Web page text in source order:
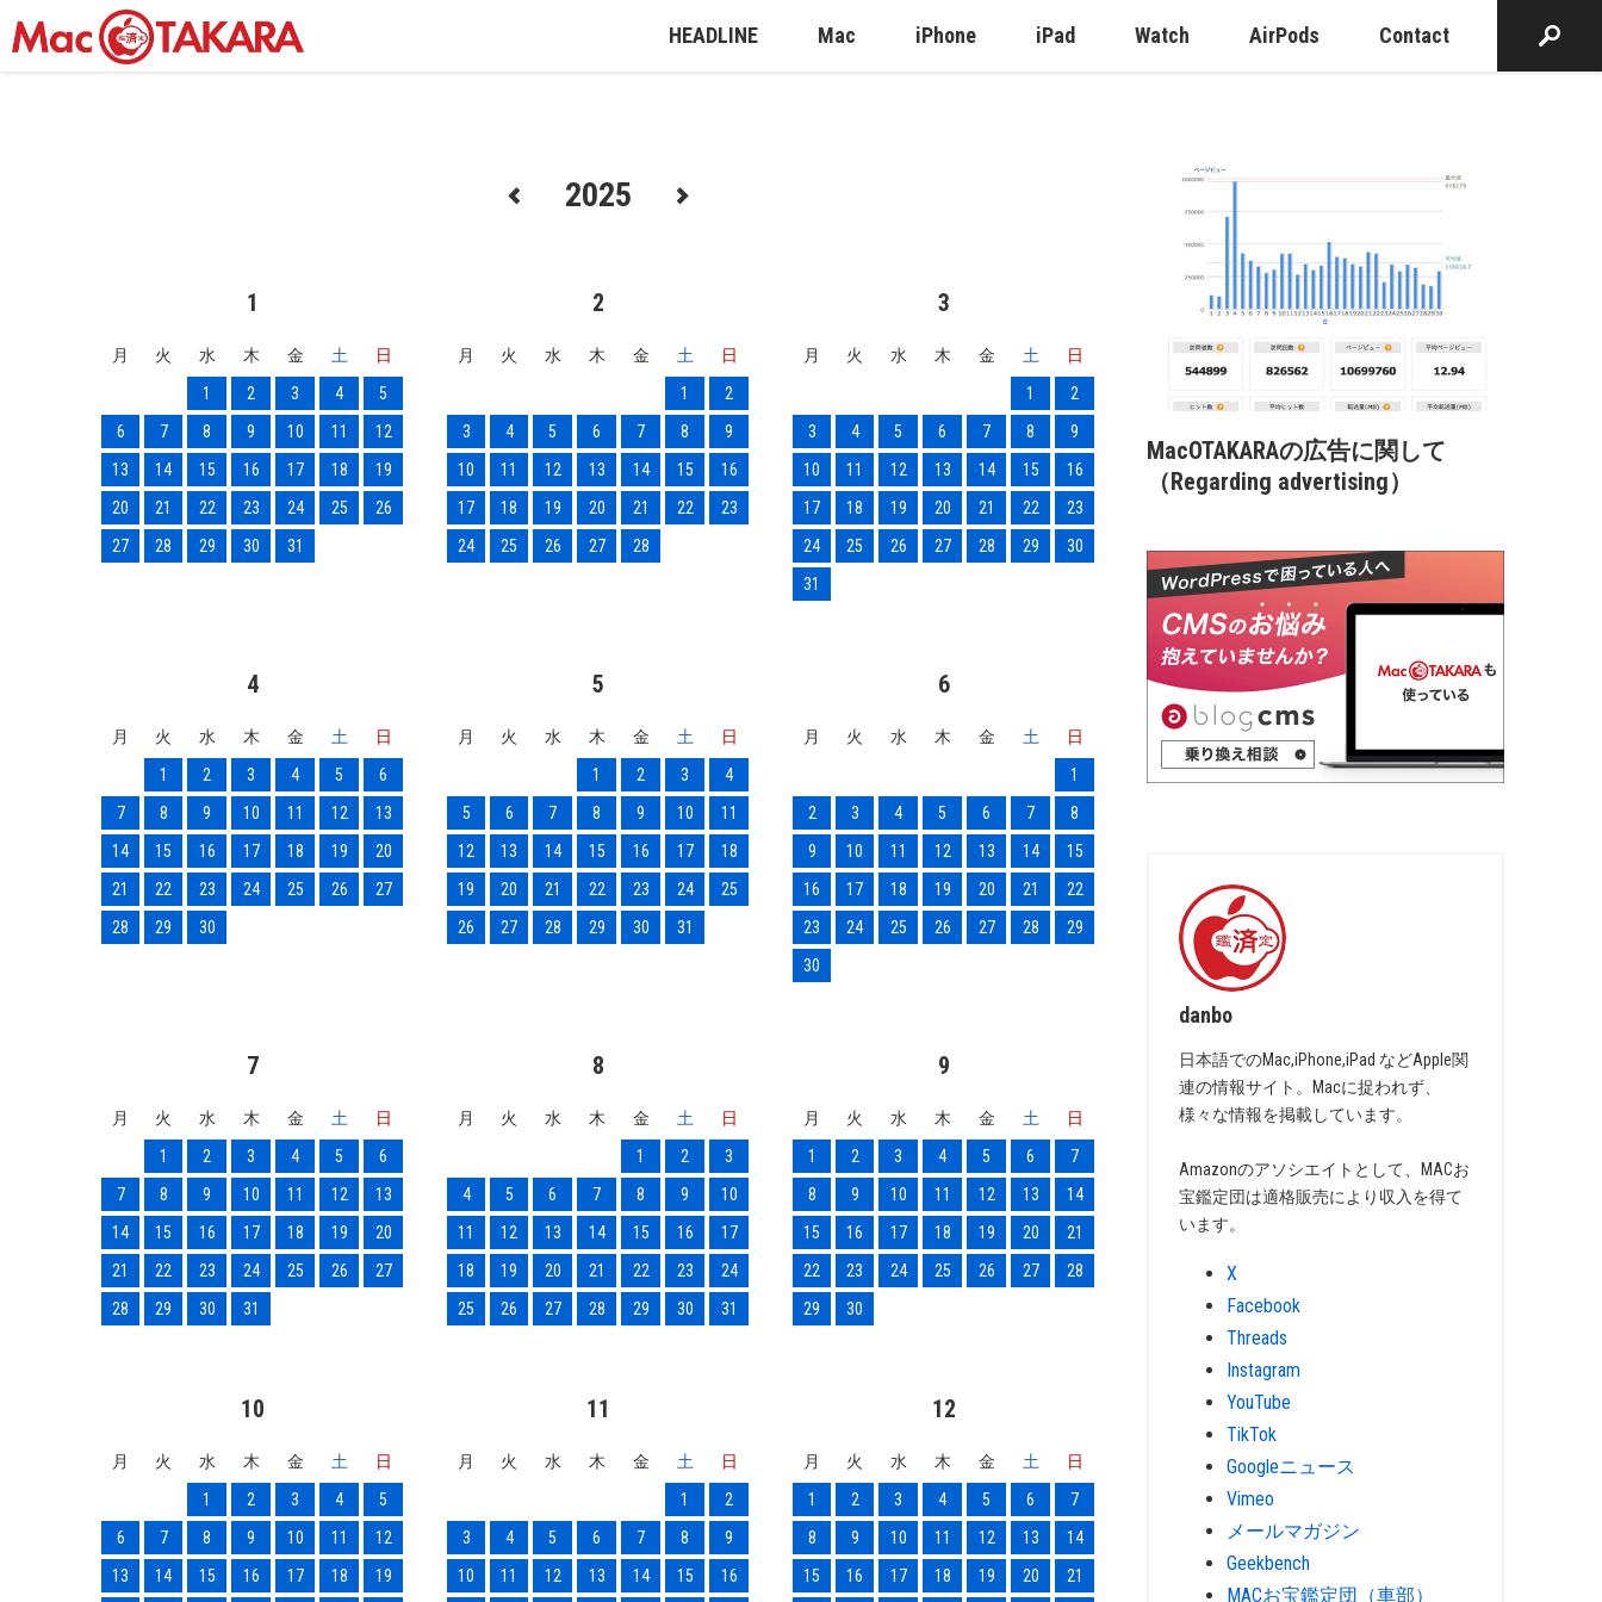
HEADLINE Mac iPhone iPad Watch AirPods Contact
2025
1
月 火 水 木 金 土
日
1
2 3 4
5
6
7 8 9 10 11
12
13
14 15 16 17 18
19
20
21 22 23 24 25
26
27
28 29 30 31
2
月 火 水 木 金 土
日
1
2
3
4 5 6 7 8
9
10
11 12 13 14 15
16
17
18 19 20 21 22
23
24
25 26 27 28
3
月 火 水 木 金 土
日
1
2
3
4 5 6 7 8
9
10
11 12 13 14 15
16
17
18 19 20 21 22
23
24
25 26 27 28 29
30
31
4
月 火 水 木 金 土
日
1
2 3 4 5
6
7
8 9 10 11 12
13
14
15 16 17 18 19
20
21
22 23 24 25 26
27
28
29 30
5
月 火 水 木 金 土
日
1
2 3
4
5
6 7 8 9 10
11
12
13 14 15 16 17
18
19
20 21 22 23 24
25
26
27 28 29 30 31
6
月 火 水 木 金 土
日
1
2
3 4 5 6 7
8
9
10 11 12 13 14
15
16
17 18 19 20 21
22
23
24 25 26 27 28
29
30
7
月 火 水 木 金 土
日
1
2 3 4 5
6
7
8 9 10 11 12
13
14
15 16 17 18 19
20
21
22 23 24 25 26
27
28
29 30 31
8
月 火 水 木 金 土
日
1
2
3
4
5 6 7 8 9
10
11
12 13 14 15 16
17
18
19 20 21 22 23
24
25
26 27 28 29 30 31
9
月 火 水 木 金 土
日
1
2 3 4 5 6
7
8
9 10 11 12 13
14
15
16 17 18 19 20
21
22
23 24 25 26 27
28
29
30
10
月 火 水 木 金 土
日
1
2 3 4
5
6
7 8 9 10 11
12
13
14 15 16 17 18 19
11
月 火 水 木 金 土
日
1
2
3
4 5 6 7 8
9
10
11 12 13 14 15 16
12
月 火 水 木 金 土
日
1
2 3 4 5 6
7
8
9 10 11 12 13
14
15
16 17 18 19 20 21
MacOTAKARAの広告に関して
（Regarding advertising）
danbo
日本語でのMac,iPhone,iPad などApple関
連の情報サイト。Macに捉われず、
様々な情報を掲載しています。
Amazonのアソシエイトとして、MACお
宝鑑定団は適格販売により収入を得て
います。
X
Facebook
Threads
Instagram
YouTube
TikTok
Googleニュース
Vimeo
メールマガジン
Geekbench
MACお宝鑑定団（車部）